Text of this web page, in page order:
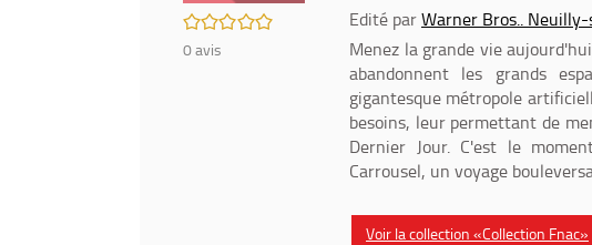
/5
0avis
Edité parWarner Bros..
Menez la grande vie
abandonnent les grands
gigantesque métropole
besoins, leur permettant de
Dernier Jour. C'est le
Carrousel, un voyage
Voir la collection «Collection Fnac»